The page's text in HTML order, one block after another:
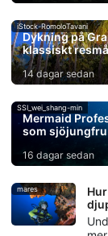
iStock-RomoloTavani
Dykning på
klassiskt
14 dagar sedan
SSI_wei_shang-min
Mermaid
som sjöjungfru
16 dagar sedan
mares